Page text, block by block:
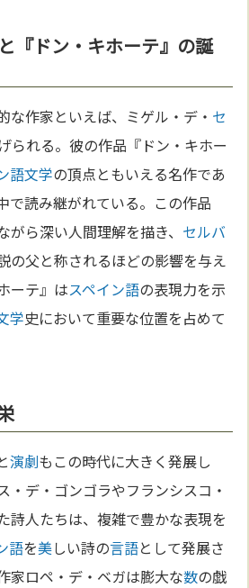
『ドン・キホーテ』の誕
な作家といえば、ミゲル・デ・ セ
られる。彼の作品『ドン・キホー
語文学の頂点ともいえる名作であ
で読み継がれている。この作品
がら深い人間理解を描き、 セルバ
の父と称されるほどの影響を与え
ーテ』はスペイン語の表現力を示
学史において重要な位置を占めて
演劇もこの時代に大きく発展し
・デ・ゴンゴラやフランシスコ・
詩人たちは、複雑で豊かな表現を
語を美しい詩の言語として発展さ
家ロペ・デ・ベガは膨大な数の戯